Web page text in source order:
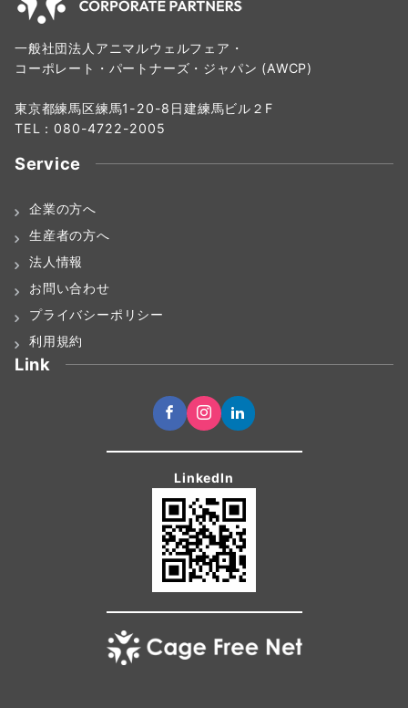
一般社団法人アニマルウェルフェア・
コーポレート・パートナーズ・ジャパン (AWCP)
東京都練馬区練馬1-20-8日建練馬ビル２F
TEL：080-4722-2005
Service
企業の方へ
生産者の方へ
法人情報
お問い合わせ
プライバシーポリシー
利用規約
Link
LinkedIn